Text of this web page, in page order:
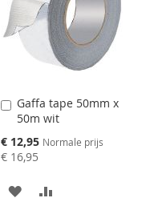
Gaffa tape 50mm x
50m wit
Speciale
prijs
€ 12,95 Normale prijs
€ 16,95
Aan
winkelwagen
toevoegen
AAN